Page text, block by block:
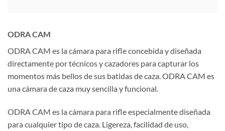
ODRA CAM
ODRA CAM es la cámara para rifle concebida y diseñada
directamente por técnicos y cazadores para capturar los
momentos más bellos de sus batidasde caza. ODRA CAM es
una cámara de caza muy sencilla y funcional.
ODRA CAM es la cámara para rifle especialmente diseñada
para cualquier tipo de caza. Ligereza, facilidad de uso,